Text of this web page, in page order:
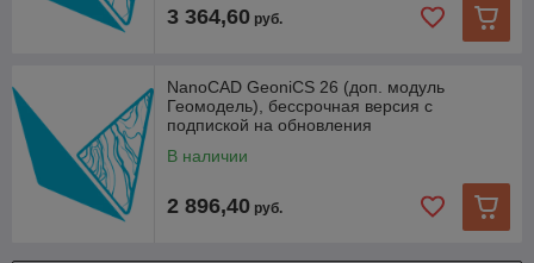
3 364,60 руб.
NanoCAD GeoniCS 26 (доп. модуль
Геомодель), бессрочная версия с
подпиской на обновления
В наличии
2 896,40 руб.